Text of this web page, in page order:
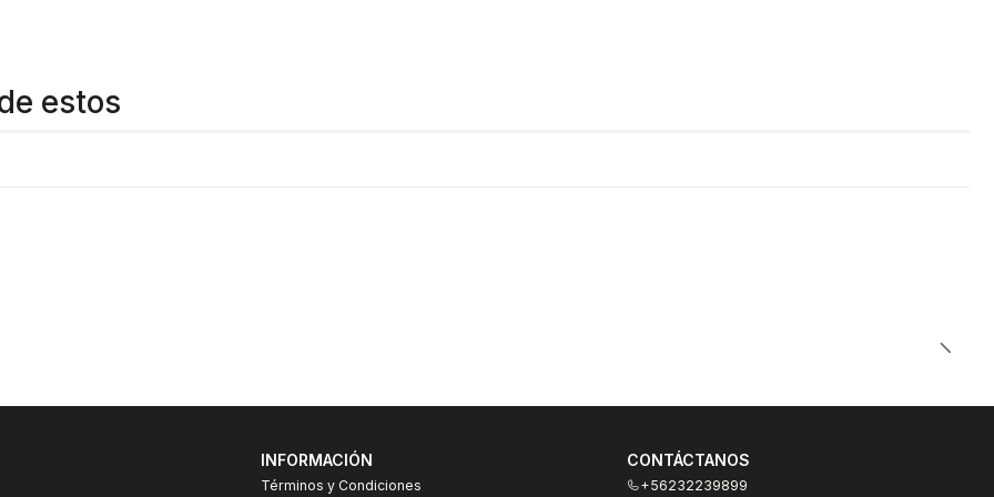
estos
INFORMACIÓN
Términos y Condiciones
CONTÁCTANOS
+56232239899